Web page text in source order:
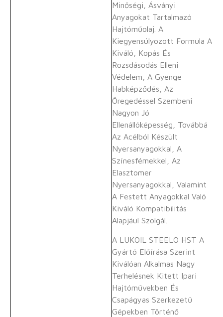
Minőségi, Ásványi
Anyagokat Tartalmazó
Hajtóműolaj. A
Kiegyensúlyozott Formula A
Kiváló, Kopás És
Rozsdásodás Elleni
Védelem, A Gyenge
Habképződés, Az
Öregedéssel Szembeni
Nagyon Jó
Ellenállóképesség, Továbbá
Az Acélból Készült
Nyersanyagokkal, A
Színesfémekkel, Az
Elasztomer
Nyersanyagokkal, Valamint
A Festett Anyagokkal Való
Kiváló Kompatibilitás
Alapjául Szolgál.
A LUKOIL STEELO HST A
Gyártó Előírása Szerint
Kiválóan Alkalmas Nagy
Terhelésnek Kitett Ipari
Hajtóművekben És
Csapágyas Szerkezetű
Gépekben Történő